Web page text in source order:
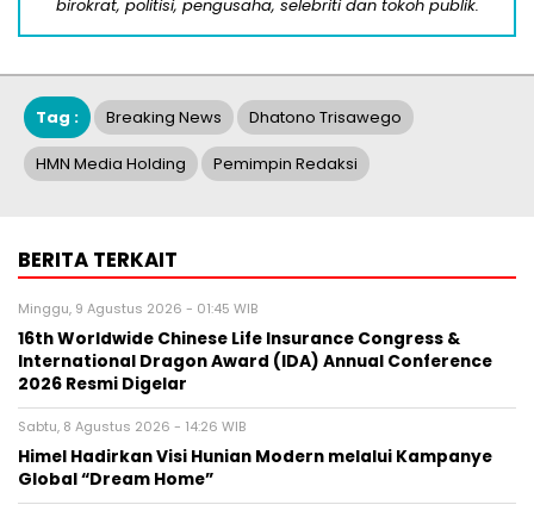
birokrat, politisi, pengusaha, selebriti dan tokoh publik.
Tag : Breaking News Dhatono Trisawego
HMN Media Holding Pemimpin Redaksi
BERITA TERKAIT
Minggu, 9 Agustus 2026 - 01:45 WIB
16th Worldwide Chinese Life Insurance Congress &
International Dragon Award (IDA) Annual Conference
2026 Resmi Digelar
Sabtu, 8 Agustus 2026 - 14:26 WIB
Himel Hadirkan Visi Hunian Modern melalui Kampanye
Global “Dream Home”